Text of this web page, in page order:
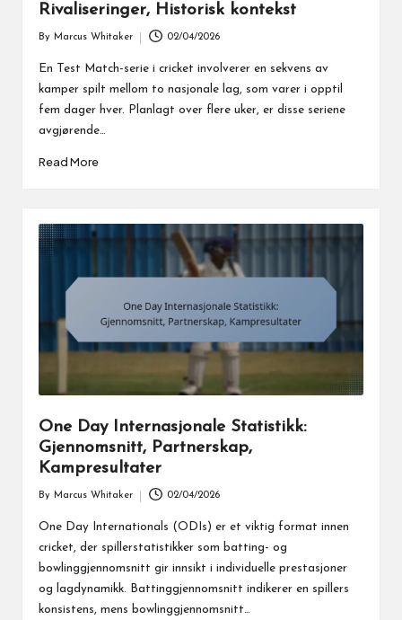
Rivaliseringer, Historisk kontekst
by
By Marcus Whitaker 02/04/2026
En Test Match-serie i cricket involverer en sekvens av
kamper spilt mellom to nasjonale lag, som varer i opptil
fem dager hver. Planlagt over flere uker, er disse seriene
avgjørende…
Read More
One Day Internasjonale Statistikk:
Gjennomsnitt, Partnerskap,
Kampresultater
by
By Marcus Whitaker 02/04/2026
One Day Internationals (ODIs) er et viktig format innen
cricket, der spillerstatistikker som batting- og
bowlinggjennomsnitt gir innsikt i individuelle prestasjoner
og lagdynamikk. Battinggjennomsnitt indikerer en spillers
konsistens, mens bowlinggjennomsnitt…